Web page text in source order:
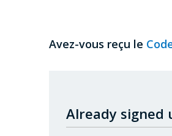
Avez-vous reçu le
Already signed